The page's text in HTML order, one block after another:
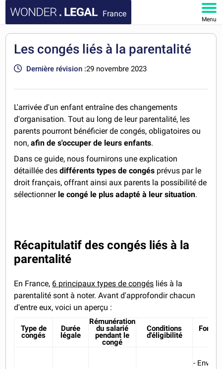
France
Menu
DOCUMENTS
MON COMPTE
Les congés liés à la parentalité
Dernière révision :29 novembre 2023
L'arrivée d'un enfant entraîne des changements
d'organisation. Tout au long de leur parentalité, les
parents pourront bénéficier de congés, obligatoires ou
non,afin de s'occuper de leurs enfants.
Dans ce guide, nous fournirons une explication
détaillée desdifférents types de congés prévus par le
droit français, offrant ainsi aux parents la possibilité de
sélectionner le congé le plus adapté à leur situation.
Récapitulatif des congés liés à la
parentalité
En France, 6 principaux types de congés liés à la
parentalité sont à noter. Avant d'approfondir chacun
d'entre eux, voici un aperçu :
Type de
congés
Durée
légale
Rémunération
du salarié
pendant le
congé
Conditions
d'éligibilité
-